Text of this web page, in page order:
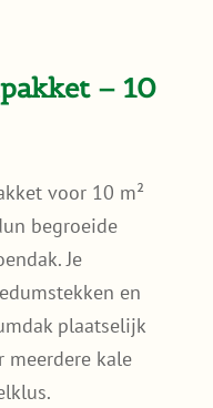
– 10
voor 10 m²
begroeide
Je
en
plaatselijk
meerdere kale